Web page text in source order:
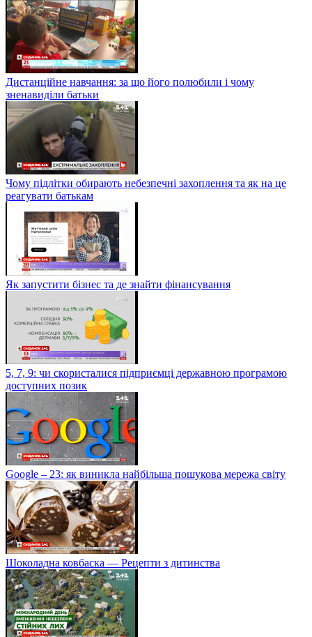
Дистанційне навчання: за що його полюбили і чому
зненавиділи батьки
Чому підлітки обирають небезпечні захоплення та як на це
реагувати батькам
Як запустити бізнес та де знайти фінансування
5, 7, 9: чи скористалися підприємці державною програмою
доступних позик
Google – 23: як виникла найбільша пошукова мережа світу
Шоколадна ковбаска — Рецепти з дитинства